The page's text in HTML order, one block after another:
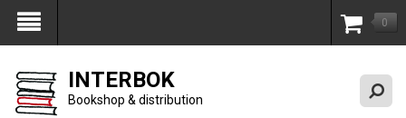
My Account 0
INTERBOK
Bookshop & distribution